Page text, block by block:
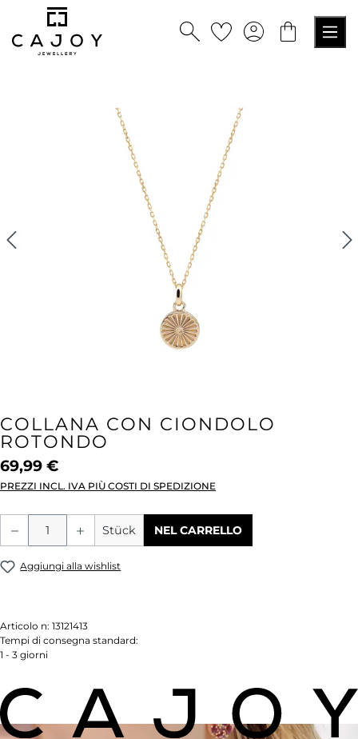
principale
COLLANA CON CIONDOLO
ROTONDO
69,99 €
PREZZI INCL. IVA PIÙ COSTI DI SPEDIZIONE
Quantità del prodotto: inserisci la
Stück NEL CARRELLO
Aggiungi alla wishlist
Articolo n: 13121413
Tempi di consegna standard:
1 - 3 giorni